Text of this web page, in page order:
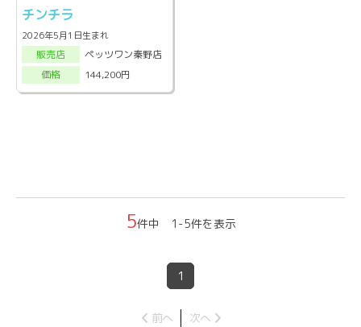
チンチラ
2026年5月1日生まれ
販売店
ペッツワン秦野店
価格
144,200円
5件中 1-5件を表示
1
前へ 次へ